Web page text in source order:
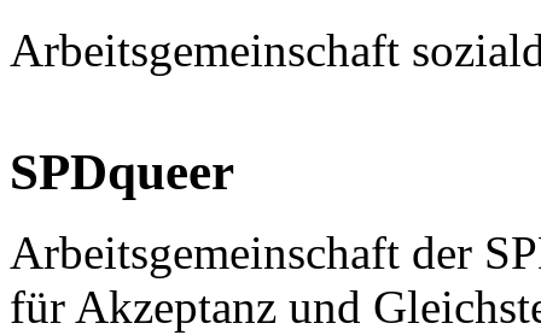
Arbeitsgemeinschaft
SPDqueer
Arbeitsgemeinschaft der
für Akzeptanz und